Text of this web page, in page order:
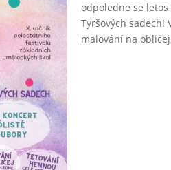
odpoledne se
Tyršových
malování na